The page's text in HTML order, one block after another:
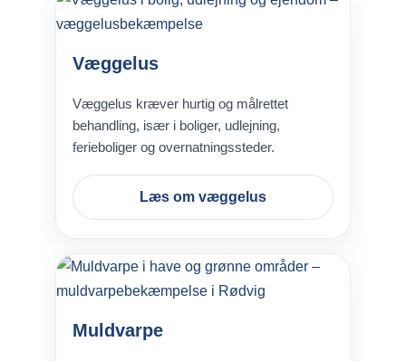
Væggelus
Væggelus kræver hurtig og målrettet
behandling, især i boliger, udlejning,
ferieboliger og overnatningssteder.
Læs om væggelus
Muldvarpe